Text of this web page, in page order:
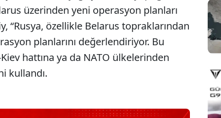
üzerinden yeni operasyon planları
“Rusya, özellikle Belarus topraklarından
planlarını değerlendiriyor. Bu
hattına ya da NATO ülkelerinden
kullandı.